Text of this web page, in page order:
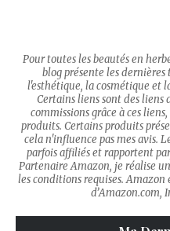
Pour toutes les beautés en
blog présente les
l'esthétique, la cosmétique et
Certains liens sont des
commissions grâce à ces
produits. Certains produits
cela n'influence pas mes avis.
parfois affiliés et rapportent
Partenaire Amazon, je réalise
les conditions requises.
d’Amazon.com,